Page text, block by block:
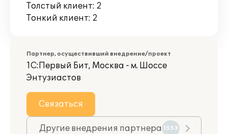
Толстый клиент: 2
Тонкий клиент: 2
Партнер, осуществивший внедрение/проект
1С:Первый Бит, Москва - м. Шоссе
Энтузиастов
Связаться
Другие внедрения партнера 1553